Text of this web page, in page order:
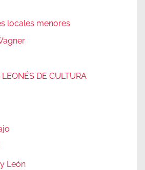
locales menores
LEONÉS DE CULTURA
León